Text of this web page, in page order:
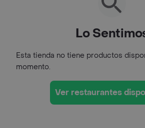
Lo
Esta tienda no tiene productos
momento.
Ver restaurantes